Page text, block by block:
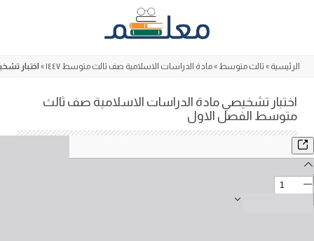
الرئيسية » ثالث متوسط »مادة الدراسات الاسلامية صف ثالث متوسط ١٤٤٧ » اختبار
اختبار تشخيصي مادة الدراسات الاسلامية صف ثالث
متوسط الفصل الاول